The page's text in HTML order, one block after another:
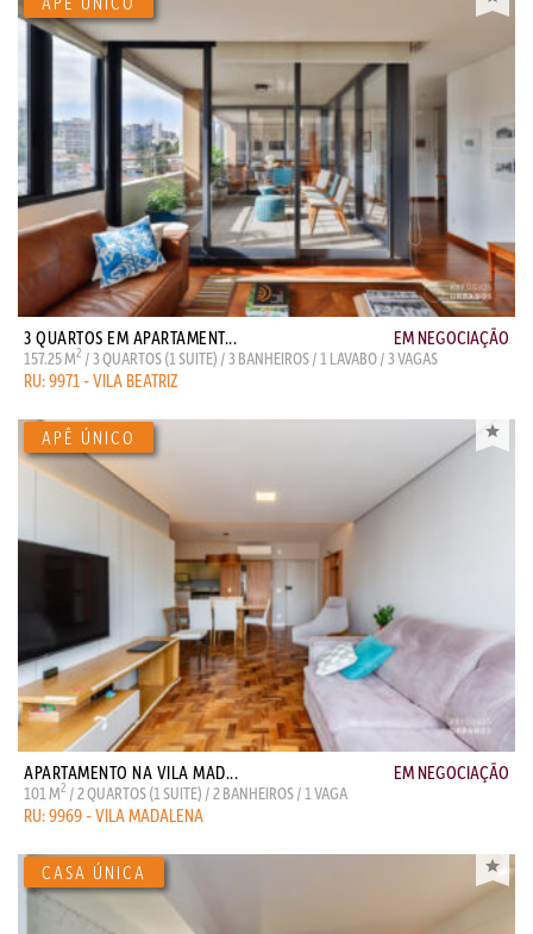
3 QUARTOS EM APARTAMENT... EM NEGOCIAÇÃO
157.25 M2 / 3 QUARTOS (1 SUITE) / 3 BANHEIROS / 1 LAVABO / 3 VAGAS
RU: 9971 - VILA BEATRIZ
APARTAMENTO NA VILA MAD... EM NEGOCIAÇÃO
101 M2 / 2 QUARTOS (1 SUITE) / 2 BANHEIROS / 1 VAGA
RU: 9969 - VILA MADALENA